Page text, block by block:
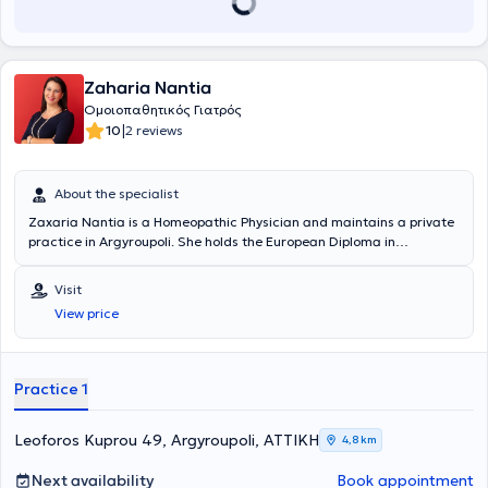
Zaharia Nantia
Ομοιοπαθητικός Γιατρός
10|2 reviews
About the specialist
Zaxaria Nantia is a Homeopathic Physician and maintains a private
practice in Argyroupoli. She holds the European Diploma in
National and Kapodistrian University of Athens. She is a member of
the World Homeopathic Medical Society, the European Committee
for Homeopathy, and the Athens Dental Association. In her practice,
she provides services aimed at improving quality of life and living
Visit
View price
Practice 1
Leoforos Kuprou 49, Argyroupoli, ΑΤΤΙΚΗ 4,8 km
Next availability Book appointment